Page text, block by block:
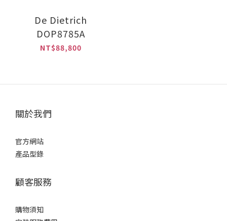
De Dietrich
DOP8785A
NT$88,800
關於我們
官方網站
產品型錄
顧客服務
購物須知